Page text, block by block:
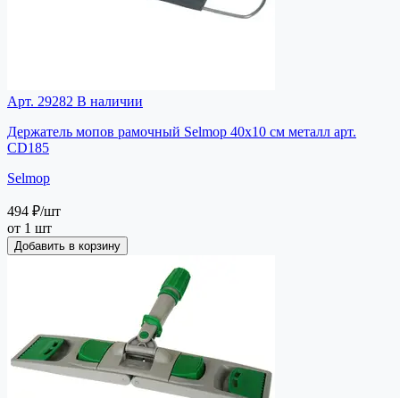
Арт. 29282 В наличии
Держатель мопов рамочный Selmop 40х10 см металл арт.
СD185
Selmop
494 ₽/шт
от 1 шт
Добавить в корзину